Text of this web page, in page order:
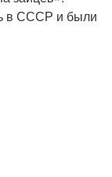
в СССР и были